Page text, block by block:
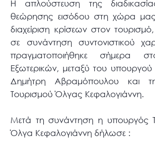
Η απλούστευση της
θεώρησης εισόδου στη χώρα
διαχείριση κρίσεων στον
σε συνάντηση συντονιστικού
πραγματοποιήθηκε σήμερα
Εξωτερικών, μεταξύ του υπουργού
Δημήτρη Αβραμόπουλου και
Τουρισμού Όλγας Κεφαλογιάννη.
Μετά τη συνάντηση η υπουργός
Όλγα Κεφαλογιάννη δήλωσε :